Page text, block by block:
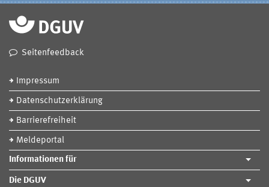
Seitenfeedback
Impressum
Datenschutzerklärung
Barrierefreiheit
Meldeportal
Informationen für
Die DGUV